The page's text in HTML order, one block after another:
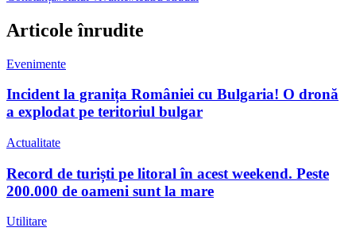
Articole înrudite
Evenimente
Incident la granița României cu Bulgaria! O dronă
a explodat pe teritoriul bulgar
Actualitate
Record de turiști pe litoral în acest weekend. Peste
200.000 de oameni sunt la mare
Utilitare